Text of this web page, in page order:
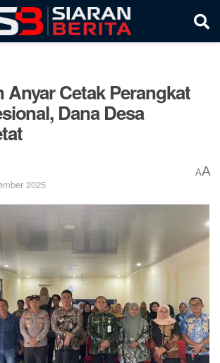
Anyar Cetak Perangkat
Dana Desa
2025
AA